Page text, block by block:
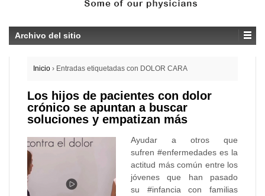
Archivo del sitio
Inicio › Entradas etiquetadas con DOLOR CARA
Los hijos de pacientes con dolor
crónico se apuntan a buscar
soluciones y empatizan más
Ayudar a otros que
sufren #enfermedades es la
actitud más común entre los
jóvenes que han pasado
su #infancia con familias